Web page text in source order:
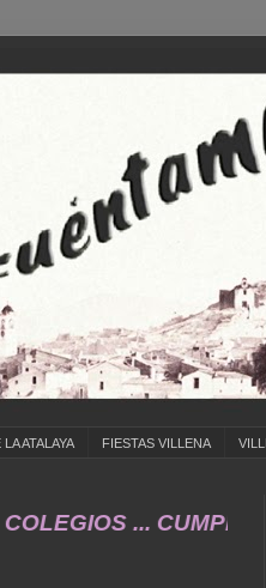
ATALAYA FIESTAS VILLENA
... CUMPLEAÑOS